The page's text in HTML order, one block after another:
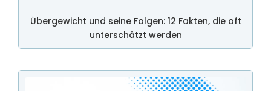
Übergewicht und seine Folgen: 12 Fakten, die oft
unterschätzt werden